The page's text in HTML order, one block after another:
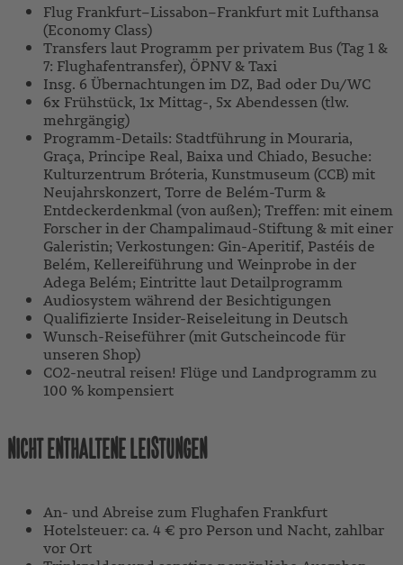
Flug Frankfurt–Lissabon–Frankfurt mit Lufthansa
(Economy Class)
Transfers laut Programm per privatem Bus (Tag 1 &
7: Flughafentransfer), ÖPNV & Taxi
Insg. 6 Übernachtungen im DZ, Bad oder Du/WC
6x Frühstück, 1x Mittag-, 5x Abendessen (tlw.
mehrgängig)
Programm-Details: Stadtführung in Mouraria,
Graça, Principe Real, Baixa und Chiado, Besuche:
Kulturzentrum Bróteria, Kunstmuseum (CCB) mit
Neujahrskonzert, Torre de Belém-Turm &
Entdeckerdenkmal (von außen); Treffen: mit einem
Forscher in der Champalimaud-Stiftung & mit einer
Galeristin; Verkostungen: Gin-Aperitif, Pastéis de
Belém, Kellereiführung und Weinprobe in der
Adega Belém; Eintritte laut Detailprogramm
Audiosystem während der Besichtigungen
Qualifizierte Insider-Reiseleitung in Deutsch
Wunsch-Reiseführer (mit Gutscheincode für
unseren Shop)
CO2-neutral reisen! Flüge und Landprogramm zu
100 % kompensiert
NICHT ENTHALTENE LEISTUNGEN
An- und Abreise zum Flughafen Frankfurt
Hotelsteuer: ca. 4 € pro Person und Nacht, zahlbar
vor Ort